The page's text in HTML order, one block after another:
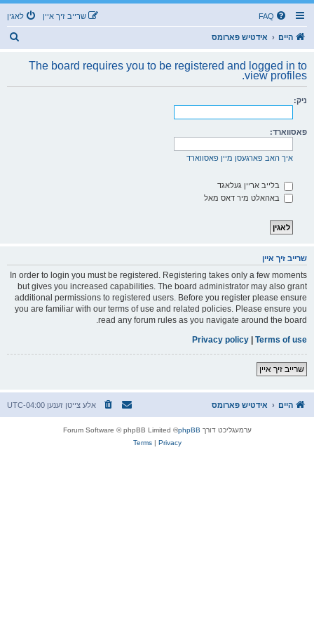
FAQ לאגין שרייב זיך איין
היים אידטיש פארומס
The board requires you to be registered and logged in to
view profiles.
ניק:
פאסווארד:
איך האב פארגעסן מיין פאסווארד
בלייב אריין געלאגד
באהאלט מיר דאס מאל
שרייב זיך איין
In order to login you must be registered. Registering takes only a few moments
but gives you increased capabilities. The board administrator may also grant
additional permissions to registered users. Before you register please ensure
you are familiar with our terms of use and related policies. Please ensure you
read any forum rules as you navigate around the board.
Terms of use
|
Privacy policy
שרייב זיך איין
היים אידטיש פארומס אלע צייטן זענען UTC-04:00
ערמעגליכט דורך phpBB
® Forum Software © phpBB Limited
Privacy
|
Terms